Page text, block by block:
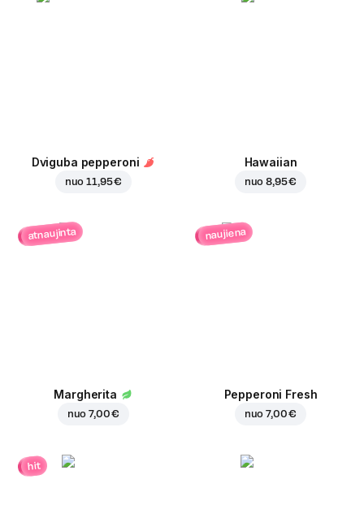
Dviguba pepperoni
nuo11,95 €
Hawaiian
nuo8,95 €
atnaujinta
Margherita
nuo7,00 €
naujiena
Pepperoni Fresh
nuo7,00 €
hit